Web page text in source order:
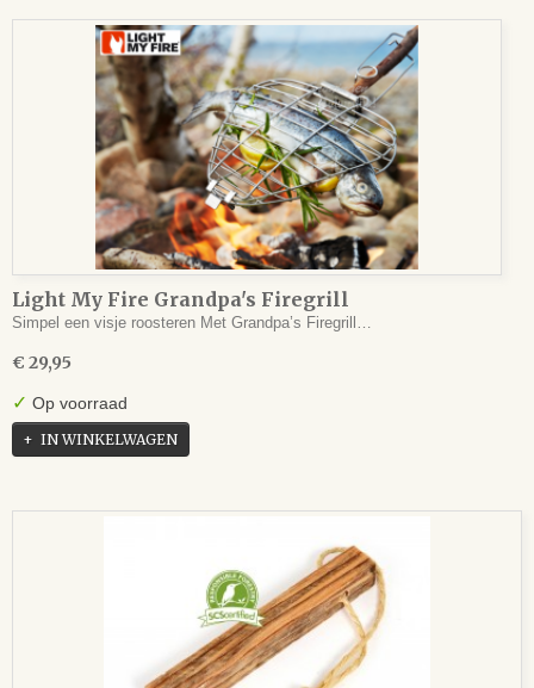
Light My Fire Grandpa's Firegrill
Simpel een visje roosteren Met Grandpa’s Firegrill…
€ 29,95
✓ Op voorraad
IN WINKELWAGEN